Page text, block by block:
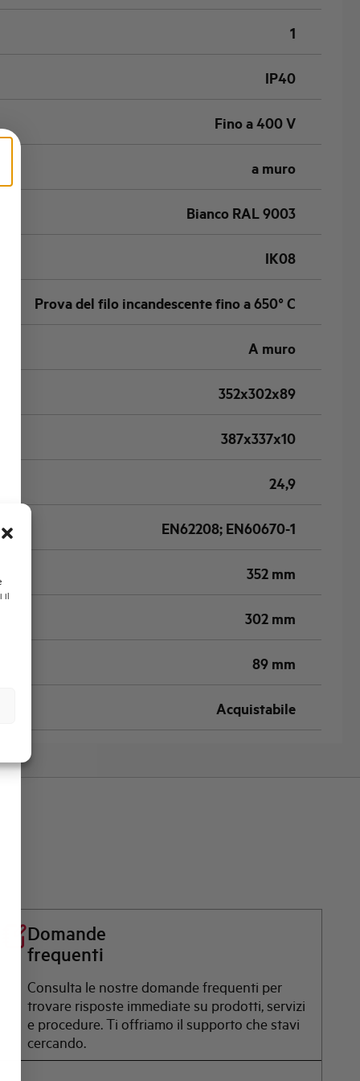
il
1
IP40
Fino a 400 V
a muro
Bianco RAL 9003
IK08
Prova del filo incandescente fino a 650° C
A muro
352x302x89
387x337x10
24,9
EN62208; EN60670-1
352 mm
302 mm
89 mm
Acquistabile
Domande
frequenti
Consulta le nostre domande frequenti per
trovare risposte immediate su prodotti, servizi
e procedure. Ti offriamo il supporto che stavi
cercando.